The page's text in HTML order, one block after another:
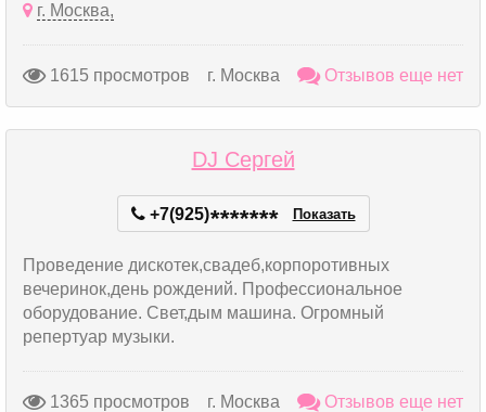
г. Москва,
1615 просмотров г. Москва Отзывов еще нет
DJ Сергей
+7(925)******* Показать
Проведение дискотек,свадеб,корпоротивных
вечеринок,день рождений. Профессиональное
оборудование. Свет,дым машина. Огромный
репертуар музыки.
1365 просмотров г. Москва Отзывов еще нет